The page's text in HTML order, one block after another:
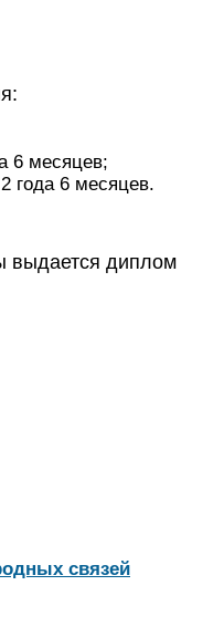
6 месяцев;
года 6 месяцев.
выдается диплом
связей